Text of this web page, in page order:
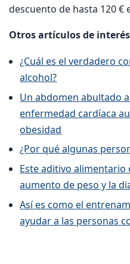
descuento de hasta 120 €
Otros artículos de interés
¿Cuál es el verdadero
alcohol?
Un abdomen abultado
enfermedad cardíaca
obesidad
¿Por qué algunas
Este aditivo
aumento de peso y la
Así es como el
ayudar a las personas